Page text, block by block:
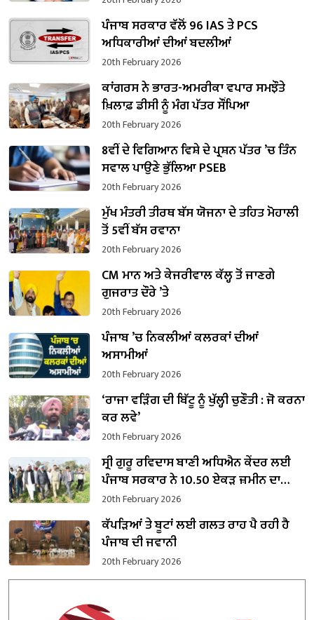
ਪੰਜਾਬ ਸਰਕਾਰ ਵੱਲੋਂ 96 IAS ਤੇ PCS
ਅਧਿਕਾਰੀਆਂ ਦੀਆਂ ਬਦਲੀਆਂ
20th February 2026
ਕਾਂਗਰਸ ਨੇ ਭਾਰਤ-ਅਮਰੀਕਾ ਵਪਾਰ ਸਮਝੌਤੇ
ਖ਼ਿਲਾਫ਼ ਡੀਸੀ ਨੂੰ ਮੰਗ ਪੱਤਰ ਸੌਂਪਿਆ
20th February 2026
8ਵੀਂ ਦੇ ਵਿਗਿਆਨ ਵਿਸ਼ੇ ਦੇ ਪ੍ਰਸ਼ਨ ਪੱਤਰ ’ਚ ਤਿੰਨ
ਸਵਾਲ ਪਾਉਣੇ ਭੁੱਲਿਆ PSEB
20th February 2026
ਮੁੱਖ ਮੰਤਰੀ ਤੀਰਥ ਬੱਸ ਯੋਜਨਾ ਦੇ ਤਹਿਤ ਮੋਹਾਲੀ
ਤੋਂ 5ਵੀਂ ਬੱਸ ਰਵਾਨਾ
20th February 2026
CM ਮਾਨ ਅਤੇ ਕੇਜਰੀਵਾਲ ਕੱਲ੍ਹ ਤੋਂ ਜਾਣਗੇ
ਗੁਜਰਾਤ ਦੌਰੇ ’ਤੇ
20th February 2026
ਪੰਜਾਬ ’ਚ ਨਿਕਲੀਆਂ ਕਲਰਕਾਂ ਦੀਆਂ
ਅਸਾਮੀਆਂ
20th February 2026
‘ਰਾਜਾ ਵੜਿੰਗ ਦੀ ਬਿੱਟੂ ਨੂੰ ਖੁੱਲ੍ਹੀ ਚੁਣੌਤੀ : ਜੋ ਕਰਨਾ
ਕਰ ਲਵੇ’
20th February 2026
ਸ੍ਰੀ ਗੁਰੂ ਰਵਿਦਾਸ ਬਾਣੀ ਅਧਿਐਨ ਕੇਂਦਰ ਲਈ
ਪੰਜਾਬ ਸਰਕਾਰ ਨੇ 10.50 ਏਕੜ ਜ਼ਮੀਨ ਦਾ
ਕਬਜ਼ਾ ਲਿਆ
20th February 2026
ਕੱਪੜਿਆਂ ਤੇ ਬੂਟਾਂ ਲਈ ਗਲਤ ਰਾਹ ਪੈ ਰਹੀ ਹੈ
ਪੰਜਾਬ ਦੀ ਜਵਾਨੀ
20th February 2026